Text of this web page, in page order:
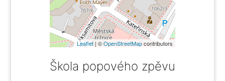
Leaflet | ©OpenStreetMapcontributors
Škola popového zpěvu